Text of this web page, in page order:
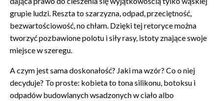
grupie ludzi. Reszta to szarzyzna, odpad, przeciętność,
bezwartościowość, no chłam. Dzięki tej retoryce można
tworzyć pozbawione polotu i siły rasy, istoty znające swoje
miejsce w szeregu.
A czym jest sama doskonałość? Jaki ma wzór? Co o niej
decyduje? To proste: kobieta to tona silikonu, botoksu i
odpadów budowlanych wsadzonych w ciało albo